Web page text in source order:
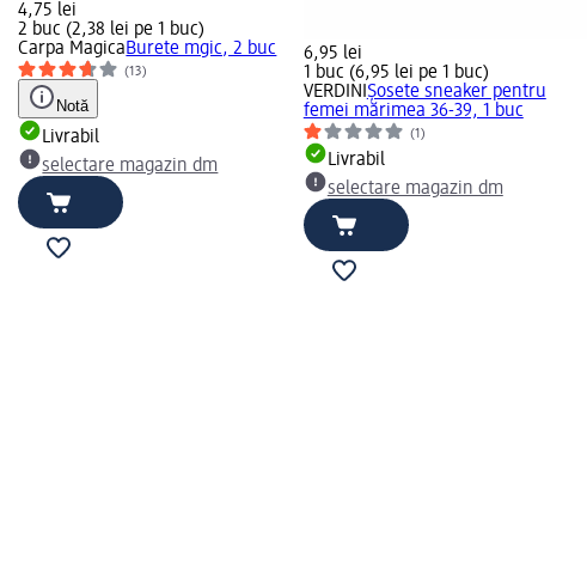
4,75 lei
2 buc (2,38 lei pe 1 buc)
Carpa MagicaBurete mgic, 2 buc
(13)
Notă
Livrabil
selectare magazin dm
6,95 lei
1 buc (6,95 lei pe 1 buc)
VERDINI Șosete sneaker pentru
femei mărimea 36-39, 1 buc
(1)
Livrabil
selectare magazin dm